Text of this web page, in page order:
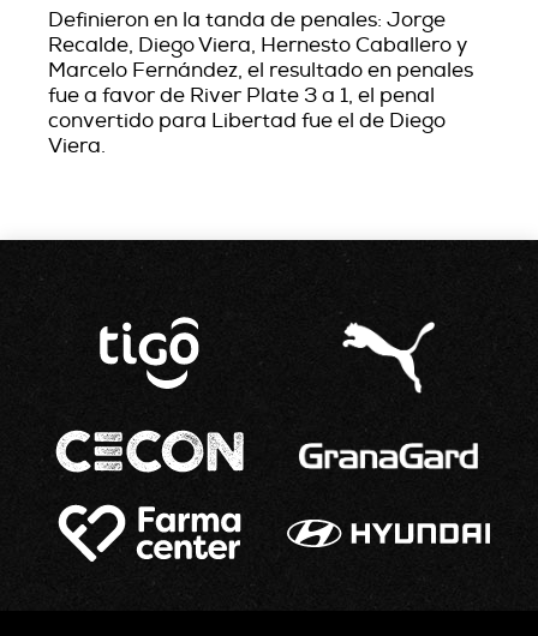
Definieron en la tanda de penales: Jorge
Recalde, Diego Viera, Hernesto Caballero y
Marcelo Fernández, el resultado en penales
fue a favor de River Plate 3 a 1, el penal
convertido para Libertad fue el de Diego
Viera.